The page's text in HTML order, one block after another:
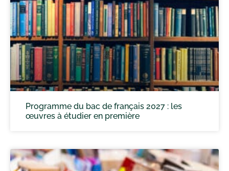
Programme du bac de français 2027 : les
œuvres à étudier en première